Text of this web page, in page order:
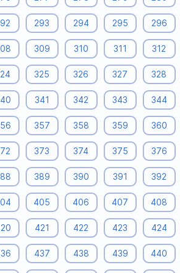
293 294 295 296
309 310 311 312
325 326 327 328
341 342 343 344
357 358 359 360
373 374 375 376
389 390 391 392
405 406 407 408
421 422 423 424
437 438 439 440